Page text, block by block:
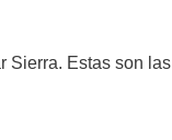
Sierra. Estas son las